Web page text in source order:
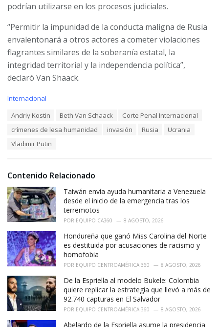
podrían utilizarse en los procesos judiciales.
“Permitir la impunidad de la conducta maligna de Rusia
envalentonará a otros actores a cometer violaciones
flagrantes similares de la soberanía estatal, la
integridad territorial y la independencia política”,
declaró Van Shaack.
C
s
:
Internacional
Andriy Kostin Beth Van Schaack
Corte Penal Internacional
crímenes de lesa humanidad
invasión Rusia
Ucrania
Vladimir Putin
Contenido Relacionado
Taiwán envía ayuda humanitaria a Venezuela
desde el inicio de la emergencia tras los
terremotos
POR EQUIPO CA360 8 AGOSTO, 2026
Hondureña que ganó Miss Carolina del Norte
es destituida por acusaciones de racismo y
homofobia
POR EQUIPO CENTROAMÉRICA 360 8 AGOSTO, 2026
De la Espriella al modelo Bukele: Colombia
quiere replicar la estrategia que llevó a más de
92.740 capturas en El Salvador
POR EQUIPO CENTROAMÉRICA 360 8 AGOSTO, 2026
Abelardo de la Espriella asume la presidencia